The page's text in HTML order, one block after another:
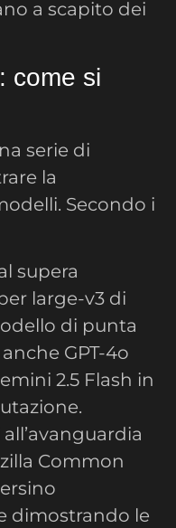
a scapito dei
come si
serie di
la
Secondo i
supera
large-v3 di
di punta
GPT-4o
2.5 Flash in
Common
dimostrando le